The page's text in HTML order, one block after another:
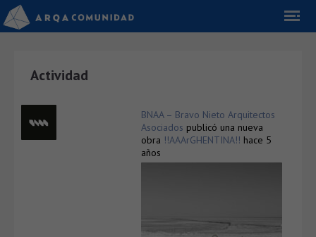
Actividad
BNAA – Bravo Nieto Arquitectos
Asociados publicó una nueva
obra !!AAArGHENTINA!! hace 5
años